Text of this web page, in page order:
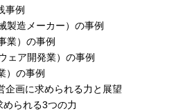
事例
製造メーカー）の事例
業）の事例
ェア開発業）の事例
）の事例
画に求められる力と展望
られる3つの力